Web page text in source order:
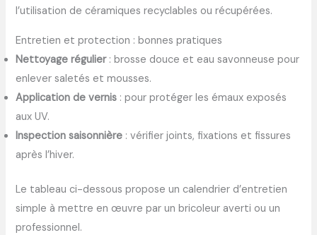
l’utilisation de céramiques recyclables ou récupérées.
Entretien et protection : bonnes pratiques
Nettoyage régulier: brosse douce et eau savonneuse pour
enlever saletés et mousses.
Application de vernis : pour protéger les émaux exposés
aux UV.
Inspection saisonnière : vérifier joints, fixations et fissures
après l’hiver.
Le tableau ci-dessous propose un calendrier d’entretien
simple à mettre en œuvre par un bricoleur averti ou un
professionnel.